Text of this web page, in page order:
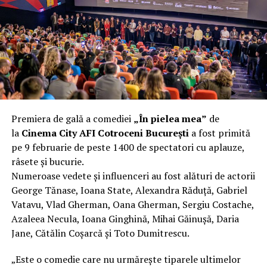
încât nu a mai putut fi pliat. Proprietarul l-a aruncat la
fier vechi a doua zi. Asta ca să fie clar de la început: nu
vorbim despre preferințe estetice, ci despre
funcționalitate reală.
Aluminiul, pe scurt: ușor,
rezistent la coroziune, dar cu
nuanțe
Aluminiul e materialul care apare primul în conversație
când cineva caută un pavilion ușor. Și pe bună dreptate.
Densitatea aluminiului e de aproximativ 2,7 g/cm³, față
de circa 7,8 g/cm³ pentru oțel. Practic, la un volum
identic, aluminiul cântărește cam o treime din greutatea
oțelului. Pentru oricine transportă, montează și
demontează frecvent o structură, diferența asta se
simte enorm.
Premiera de gală a comediei „În pielea mea” de
la Cinema City AFI Cotroceni Bucureștia fost primită
pe 9 februarie de peste 1400 de spectatori cu aplauze,
râsete și bucurie.
Numeroase vedete și influenceri au fost alături de actorii
George Tănase, Ioana State, Alexandra Răduță, Gabriel
Vatavu, Vlad Gherman, Oana Gherman, Sergiu Costache,
Azaleea Necula, Ioana Ginghină, Mihai Găinușă, Daria
Jane, Cătălin Coșarcă și Toto Dumitrescu.
„Este o comedie care nu urmărește tiparele ultimelor